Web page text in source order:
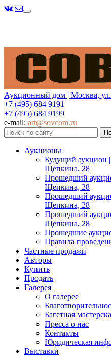
Меню
Аукционный дом | Москва,
+7 (495) 684 9191
+7 (495) 684 9199
e-mail: art@sovcom.ru
Аукционы
Будущий аукцион |
Щепкина, 28
Прошедший
Щепкина, 28
Прошедший
Щепкина, 28
Прошедший
Щепкина, 28
Прошедшие
Правила
Частные продажи
Авторы
Купить
Продать
Галерея
О галерее
Багетная
Пресса о нас
Контакты
Юридическая
Выставки